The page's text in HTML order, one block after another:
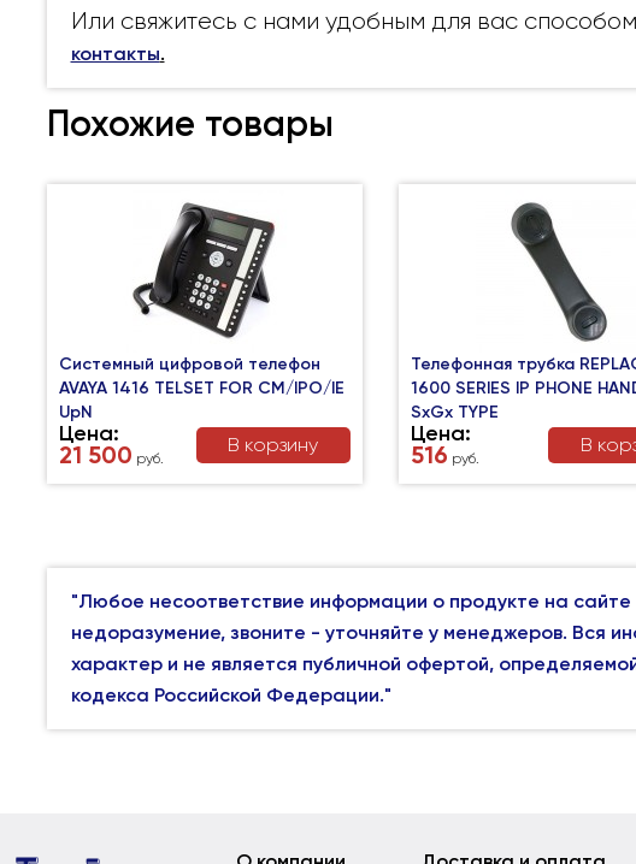
Или свяжитесь с нами удобным для вас
контакты.
Похожие товары
Системный цифровой телефон
AVAYA 1416 TELSET FOR CM/IPO/IE
UpN
Цена:
21 500 руб.
В корзину
Телефонная трубка
1600 SERIES IP PHONE
SxGx TYPE
Цена:
516 руб.
В
"Любое несоответствие информации о продукте на
недоразумение, звоните - уточняйте у менеджеров. Вся
характер и не является публичной офертой,
кодекса Российской Федерации."